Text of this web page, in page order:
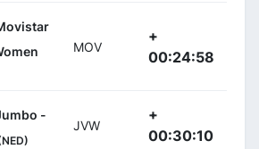
MOV
+
00:24:58
-
JVW
+
00:30:10